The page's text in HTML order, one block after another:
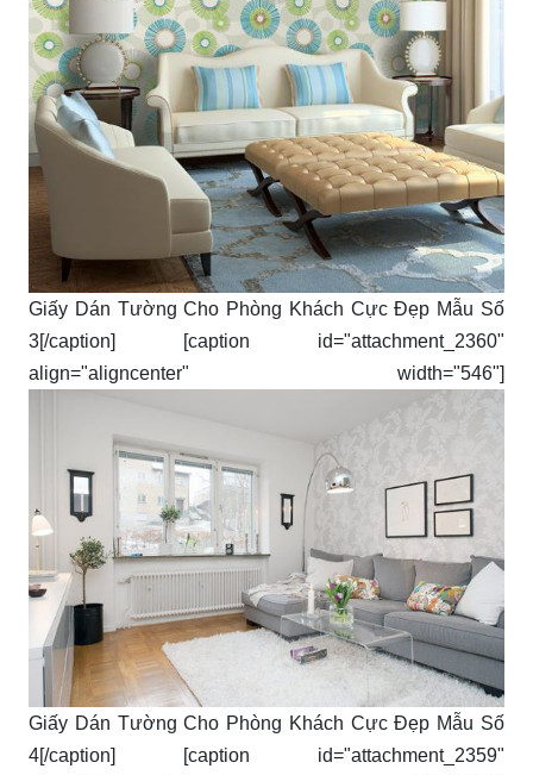
Giấy Dán Tường Cho Phòng Khách Cực Đẹp Mẫu Số
3[/caption] [caption id="attachment_2360"
align="aligncenter" width="546"]
Giấy Dán Tường Cho Phòng Khách Cực Đẹp Mẫu Số
4[/caption] [caption id="attachment_2359"